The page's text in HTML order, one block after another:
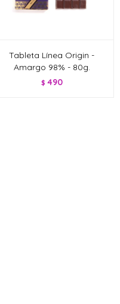
Tableta Línea Origin -
Amargo 98% - 80g.
$ 490